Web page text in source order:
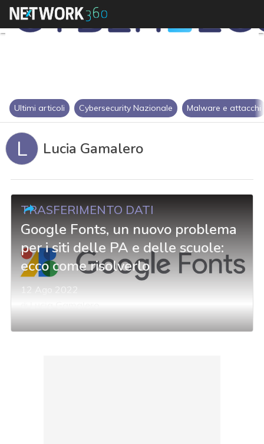
Ultimi articoli Cybersecurity Nazionale Malware e attacchi
L Lucia Gamalero
TRASFERIMENTO DATI
Google Fonts, un nuovo problema
per i siti delle PA e delle scuole:
ecco come risolverlo
12 Ago 2022